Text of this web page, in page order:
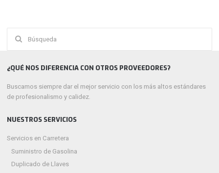
¿QUÉ NOS DIFERENCIA CON OTROS PROVEEDORES?
Buscamos siempre dar el mejor servicio con los más altos estándares
de profesionalismo y calidez.
NUESTROS SERVICIOS
Servicios en Carretera
Suministro de Gasolina
Duplicado de Llaves